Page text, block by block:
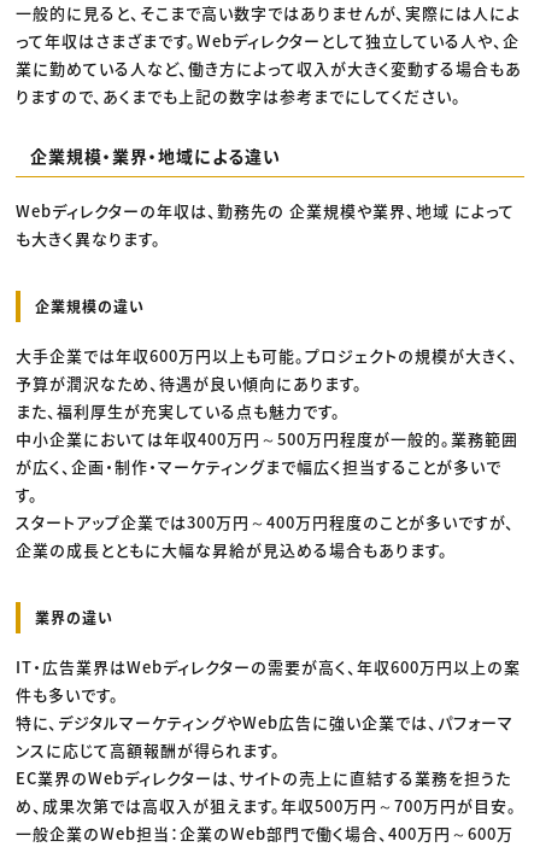
一般的に見ると、そこまで高い数字ではありませんが、実際には人によ
って年収はさまざまです。Webディレクターとして独立している人や、企
業に勤めている人など、働き方によって収入が大きく変動する場合もあ
りますので、あくまでも上記の数字は参考までにしてください。
企業規模・業界・地域による違い
Webディレクターの年収は、勤務先の 企業規模や業界、地域 によって
も大きく異なります。
企業規模の違い
大手企業では年収600万円以上も可能。プロジェクトの規模が大きく、
予算が潤沢なため、待遇が良い傾向にあります。
また、福利厚生が充実している点も魅力です。
中小企業においては年収400万円～500万円程度が一般的。業務範囲
が広く、企画・制作・マーケティングまで幅広く担当することが多いで
す。
スタートアップ企業では300万円～400万円程度のことが多いですが、
企業の成長とともに大幅な昇給が見込める場合もあります。
業界の違い
IT・広告業界はWebディレクターの需要が高く、年収600万円以上の案
件も多いです。
特に、デジタルマーケティングやWeb広告に強い企業では、パフォーマ
ンスに応じて高額報酬が得られます。
EC業界のWebディレクターは、サイトの売上に直結する業務を担うた
め、成果次第では高収入が狙えます。年収500万円～700万円が目安。
一般企業のWeb担当：企業のWeb部門で働く場合、400万円～600万